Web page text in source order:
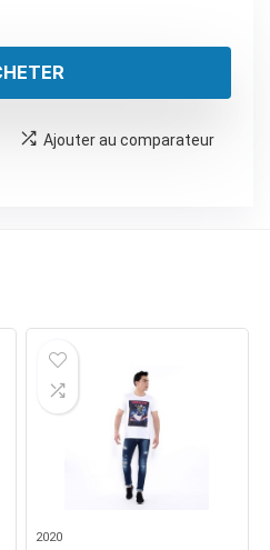
Ajouter au comparateur
2020